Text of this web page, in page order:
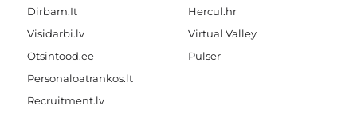
Dirbam.It
Visidarbi.lv
Otsintood.ee
Personaloatrankos.lt
Recruitment.lv
Hercul.hr
Virtual Valley
Pulser